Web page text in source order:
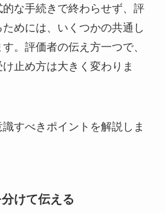
な手続きで終わらせず、評
めには、いくつかの共通し
。評価者の伝え方一つで、
止め方は大きく変わりま
すべきポイントを解説しま
けて伝える